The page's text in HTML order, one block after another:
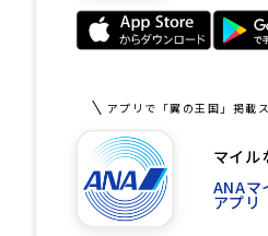
アプリで「翼の王国」掲載
マイル
ANAマ
アプリ